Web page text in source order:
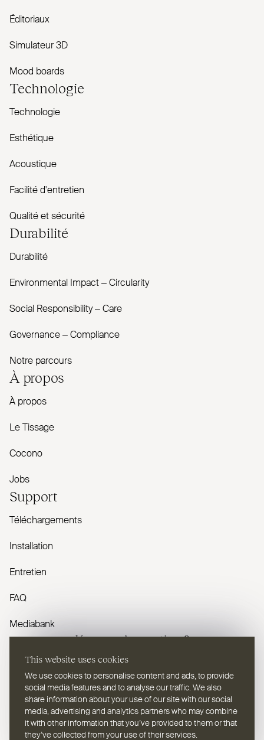
This website uses cookies
We use cookies to personalise content and ads, to provide
social media features and to analyse our traffic. We also
share information about your use of our site with our social
media, advertising and analytics partners who may combine
it with other information that you’ve provided to them or that
they’ve collected from your use of their services.
Éditoriaux
Simulateur 3D
Mood boards
Technologie
Technologie
Esthétique
Acoustique
Facilité d'entretien
Qualité et sécurité
Durabilité
Durabilité
Envi­ronmental Impact – Cir­cularity
Social Responsibility – Care
Governance – Com­pliance
Notre parcours
À propos
À propos
Le Tissage
Cocono
Jobs
Support
Téléchargements
Installation
Entretien
FAQ
Mediabank
Vous avez des questions ?